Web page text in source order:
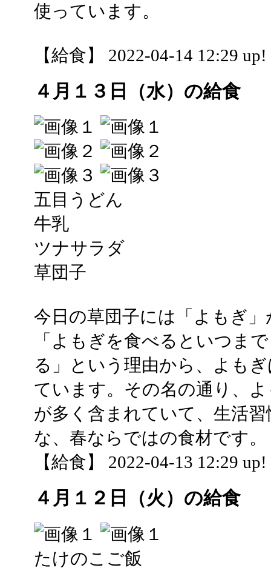
使っています。
【給食】 2022-04-14 12:29 up!
４月１３日（水）の給食
五目うどん
牛乳
ツナサラダ
草団子
今日の草団子には「よもぎ
「よもぎを食べるといつま
る」という理由から、よも
ています。その名の通り、
が多く含まれていて、生活
な、春ならではの食材です。
【給食】 2022-04-13 12:29 up!
４月１２日（火）の給食
たけのこご飯